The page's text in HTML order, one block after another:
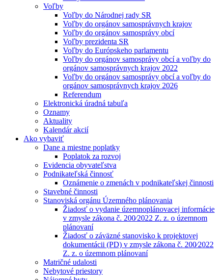
Voľby
Voľby do Národnej rady SR
Voľby do orgánov samosprávnych krajov
Voľby do orgánov samosprávy obcí
Voľby prezidenta SR
Voľby do Európskeho parlamentu
Voľby do orgánov samosprávy obcí a voľby do
orgánov samosprávnych krajov 2022
Voľby do orgánov samosprávy obcí a voľby do
orgánov samosprávnych krajov 2026
Referendum
Elektronická úradná tabuľa
Oznamy
Aktuality
Kalendár akcií
Ako vybaviť
Dane a miestne poplatky
Poplatok za rozvoj
Evidencia obyvateľstva
Podnikateľská činnosť
Oznámenie o zmenách v podnikateľskej činnosti
Stavebné činnosti
Stanoviská orgánu Územného plánovania
Žiadosť o vydanie územnoplánovacej informácie
v zmysle zákona č. 200⁄2022 Z. z. o územnom
plánovaní
Žiadosť o záväzné stanovisko k projektovej
dokumentácii (PD) v zmysle zákona č. 200⁄2022
Z. z. o územnom plánovaní
Matričné udalosti
Nebytové priestory